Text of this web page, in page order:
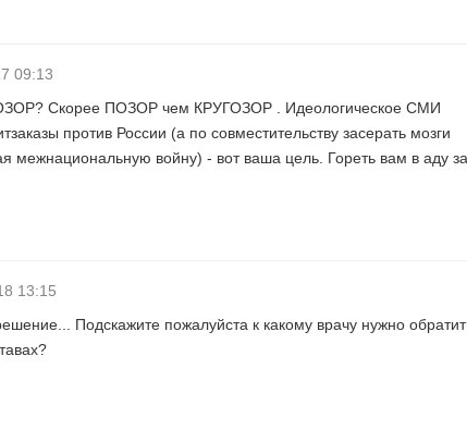
09:13
Скорее ПОЗОР чем КРУГОЗОР . Идеологическое СМИ
против России (а по совместительству засерать мозги
межнациональную войну) - вот ваша цель. Гореть вам в аду
13:15
Подскажите пожалуйста к какому врачу нужно